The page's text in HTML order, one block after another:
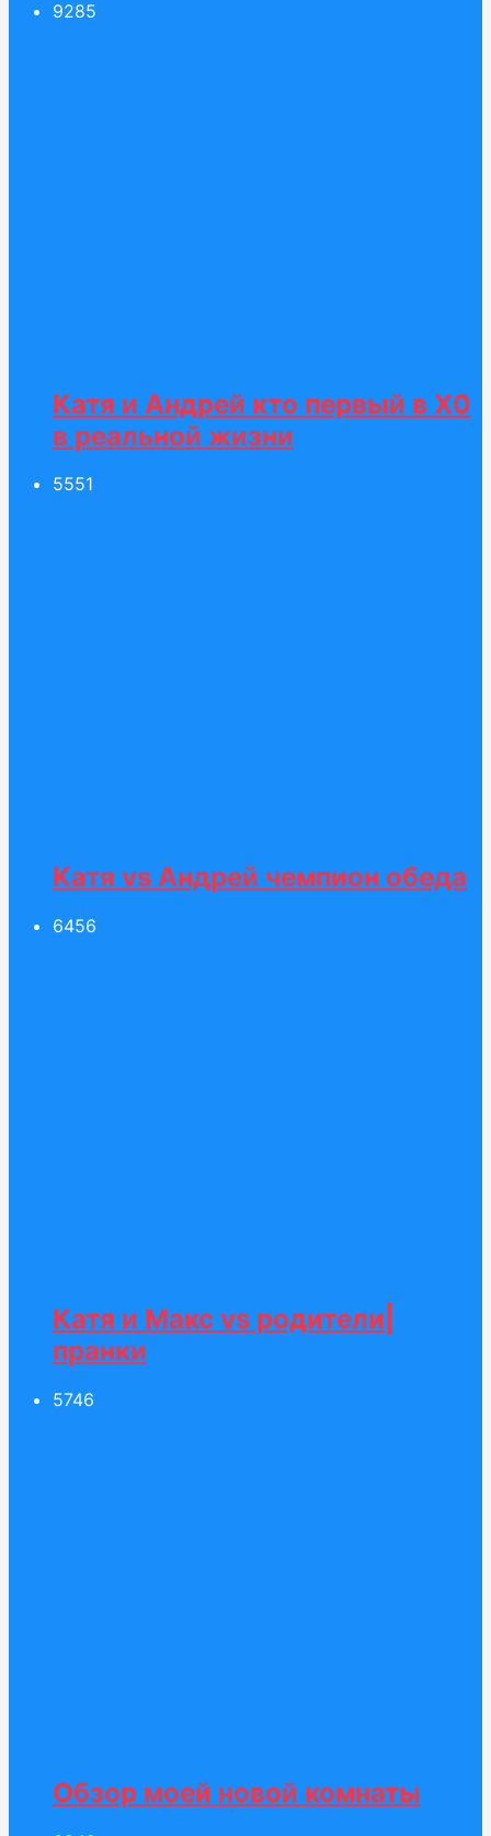
9285
Катя и Андрей кто первый в Х0
в реальной жизни
5551
Катя vs Андрей чемпион обеда
6456
Катя и Макс vs родители|
пранки
5746
Обзор моей новой комнаты